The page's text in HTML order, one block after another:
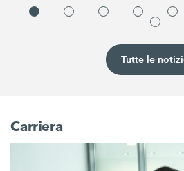
Tutte le
Carriera